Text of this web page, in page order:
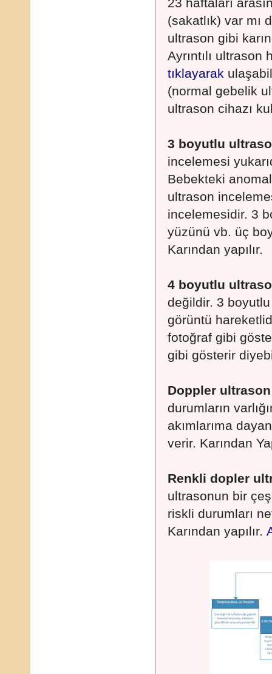
23 haftaları
(sakatlık) var mı
ultrason gibi
Ayrıntılı
tıklayarak
(normal gebelik
ultrason cihazı
3 boyutlu
incelemesi
Bebekteki
ultrason
incelemesidir. 3
yüzünü vb. üç
Karından yapılır.
4 boyutlu
değildir. 3
görüntü
fotoğraf gibi
gibi gösterir
Doppler
durumların
akımlarıma
verir. Karından
Renkli dopler
ultrasonun bir
riskli durumları
Karından yapılır.